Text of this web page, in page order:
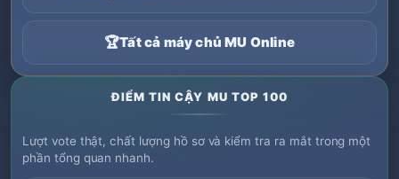
🏆Tất cả máy chủ MU Online
ĐIỂM TIN CẬY MU TOP 100
Lượt vote thật, chất lượng hồ sơ và kiểm tra ra mắt trong một
phần tổng quan nhanh.